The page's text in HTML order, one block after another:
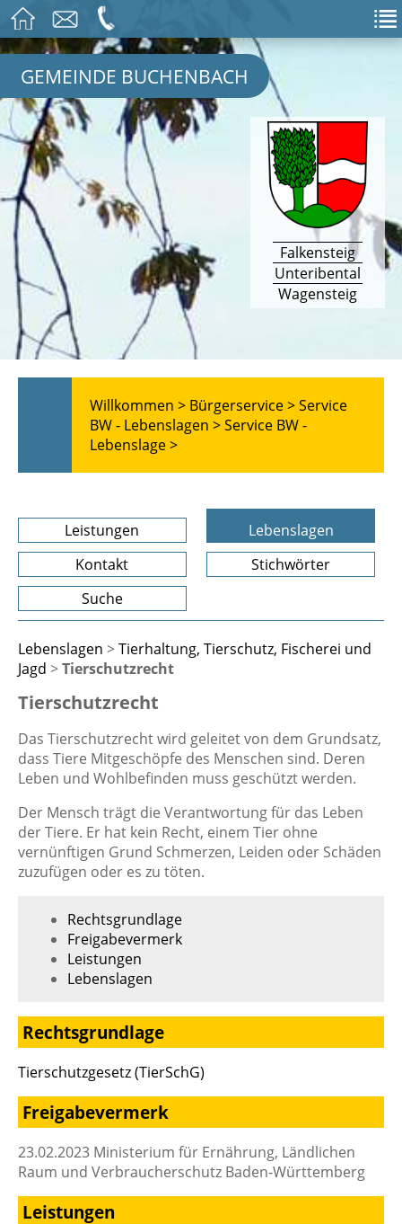
GEMEINDE BUCHENBACH
Falkensteig
Unteribental
Wagensteig
Willkommen > Bürgerservice >Service
BW - Lebenslagen >Service BW -
Lebenslage >
Leistungen
Lebenslagen
Kontakt
Stichwörter
Suche
Lebenslagen >Tierhaltung, Tierschutz, Fischerei und
Jagd >Tierschutzrecht
Tierschutzrecht
Das Tierschutzrecht wird geleitet von dem Grundsatz,
dass Tiere Mitgeschöpfe des Menschen sind. Deren
Leben und Wohlbefinden muss geschützt werden.
Der Mensch trägt die Verantwortung für das Leben
der Tiere. Er hat kein Recht, einem Tier ohne
vernünftigen Grund Schmerzen, Leiden oder Schäden
zuzufügen oder es zu töten.
Rechtsgrundlage
Freigabevermerk
Leistungen
Lebenslagen
Rechtsgrundlage
Tierschutzgesetz (TierSchG)
Freigabevermerk
23.02.2023 Ministerium für Ernährung, Ländlichen
Raum und Verbraucherschutz Baden-Württemberg
Leistungen